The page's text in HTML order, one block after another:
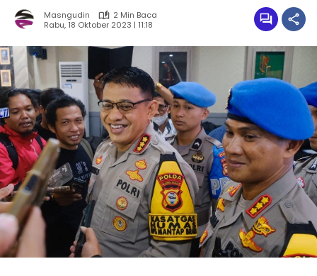
Masngudin
2 Min Baca
Rabu, 18 Oktober 2023 | 11:18